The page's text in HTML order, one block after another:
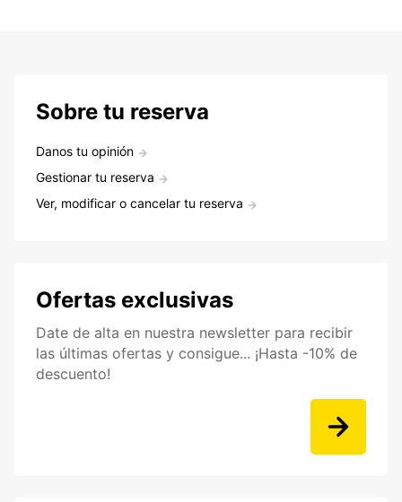
Sobre tu reserva
Danos tu opinión
Gestionar tu reserva
Ver, modificar o cancelar tu reserva
Ofertas exclusivas
Date de alta en nuestra newsletter para recibir
las últimas ofertas y consigue... ¡Hasta -10% de
descuento!